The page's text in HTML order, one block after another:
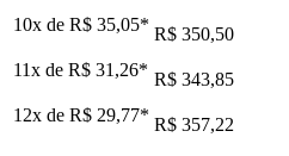
10x de R$ 35,05* R$ 350,50
11x de R$ 31,26* R$ 343,85
12x de R$ 29,77* R$ 357,22